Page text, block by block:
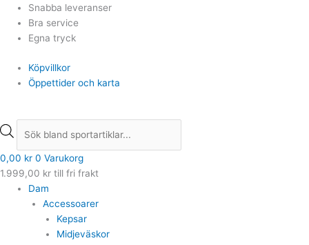
Hoppa
innehåll
Snabba leveranser
Bra service
Egna tryck
Köpvillkor
Öppettider och karta
Products
search
0,00 kr 0 Varukorg
1.999,00 kr till fri frakt
Dam
Accessoarer
Kepsar
Midjeväskor
Products
search
Det
ursprungliga
priset
2.199,00 kr.
Det
Det
ursprungliga
priset
599,00 kr.
Det
Det
ursprungliga
priset
1.299,00 kr.
Det